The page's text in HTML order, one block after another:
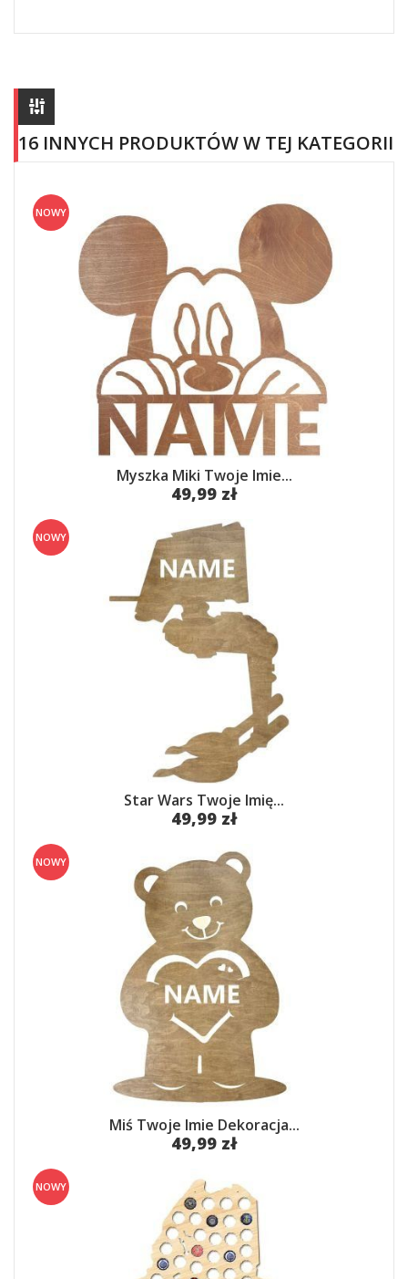
16 INNYCH PRODUKTÓW W TEJ KATEGORII
Myszka Miki Twoje Imie...
49,99 zł
NOWY
Star Wars Twoje Imię...
49,99 zł
NOWY
Miś Twoje Imie Dekoracja...
49,99 zł
NOWY
NOWY